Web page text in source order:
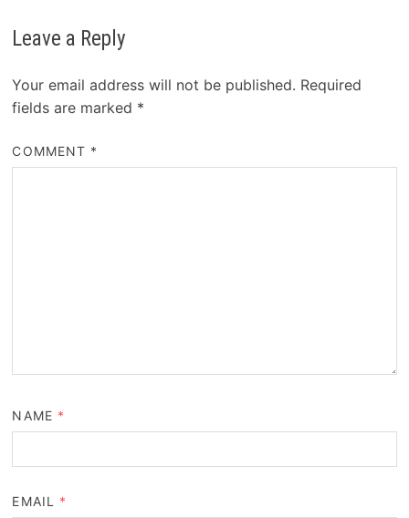
Leave a Reply
Your email address will not be published. Required
fields are marked *
COMMENT *
NAME *
EMAIL *